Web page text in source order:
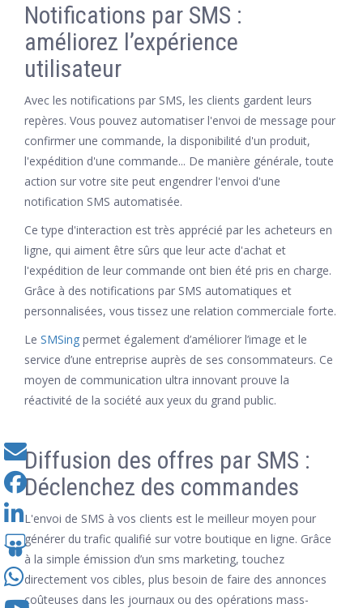
Notifications par SMS :
améliorez l’expérience
utilisateur
Avec les notifications par SMS, les clients gardent leurs
repères. Vous pouvez automatiser l'envoi de message pour
confirmer une commande, la disponibilité d'un produit,
l'expédition d'une commande... De manière générale, toute
action sur votre site peut engendrer l'envoi d'une
notification SMS automatisée.
Ce type d'interaction est très apprécié par les acheteurs en
ligne, qui aiment être sûrs que leur acte d'achat et
l'expédition de leur commande ont bien été pris en charge.
Grâce à des notifications par SMS automatiques et
personnalisées, vous tissez une relation commerciale forte.
Le SMSing permet également d’améliorer l’image et le
service d’une entreprise auprès de ses consommateurs. Ce
moyen de communication ultra innovant prouve la
réactivité de la société aux yeux du grand public.
Diffusion des offres par SMS :
Déclenchez des commandes
L'envoi de SMS à vos clients est le meilleur moyen pour
générer du trafic qualifié sur votre boutique en ligne. Grâce
à la simple émission d’un sms marketing, touchez
directement vos cibles, plus besoin de faire des annonces
coûteuses dans les journaux ou des opérations mass-